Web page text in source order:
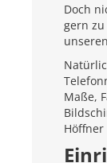
Doch
gern
Maße,